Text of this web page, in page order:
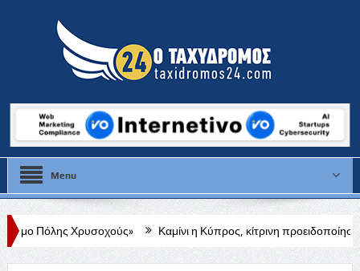
Menu
Καμίνι η Κύπρος, κίτρινη προειδοποίηση, τι ώρα τίθεται σε ισχύ